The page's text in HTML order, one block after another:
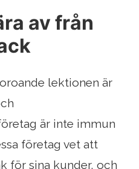
av från
lektionen är
är inte immun
företag vet att
för sina kunder, och